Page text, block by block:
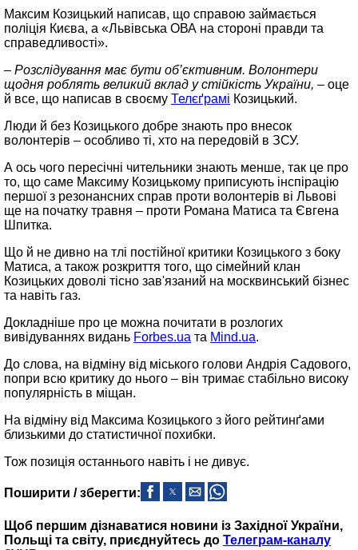
Максим Козицький написав, що справою займається
поліція Києва, а «Львівська ОВА на стороні правди та
справедливості».
– Розслідування має бути об’єктивним. Волонтери
щодня роблять великий вклад у стійкість України, – оце
й все, що написав в своєму Телєґрамі Козицький.
Люди й без Козицького добре знають про внесок
волонтерів – особливо ті, хто на передовій в ЗСУ.
А ось чого пересічні чительники знають менше, так це про
то, що саме Максиму Козицькому приписують інспірацію
першої з резонансних справ проти волонтерів ві Львові
ще на початку травня – проти Романа Матиса та Євгена
Шпитка.
Що й не дивно на тлі постійної критики Козицького з боку
Матиса, а також розкриття того, що сімейний клан
Козицьких доволі тісно зав'язаний на москвинський бізнес
та навіть газ.
Докладніше про це можна почитати в розлогих
вивідуваннях видань Forbes.ua та Mind.ua.
До слова, на відміну від міського голови Андрія Садового,
попри всю критику до нього – він тримає стабільно високу
популярність в міщан.
На відміну від Максима Козицького з його рейтинґами
близькими до статистичної похибки.
Тож позиція останнього навіть і не дивує.
Поширити / зберегти:
Щоб першим дізнаватися новини із Західної України,
Польщі та світу, приєднуйтесь до Телеграм-каналу